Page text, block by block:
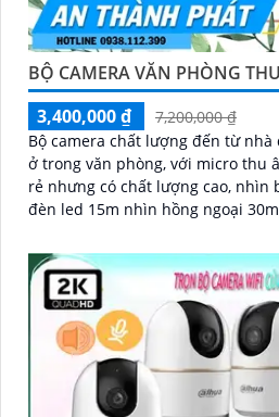
BỘ CAMERA VĂN PHÒNG
3,400,000 ₫
7,200,000 ₫
Bộ camera chất lượng đến từ
ở trong văn phòng, với micro thu
rẻ nhưng có chất lượng cao, nhìn
đèn led 15m nhìn hồng ngoại 30m